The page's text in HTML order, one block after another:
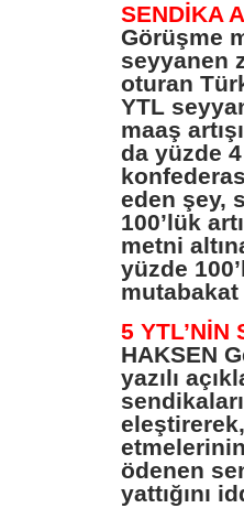
SENDİKA
Görüşme
seyyanen
oturan
YTL
maaş
da yüzde
eden şey,
100’lük
metni
yüzde
mutabakat
5 YTL’NİN
HAKSEN
yazılı
ödenen
yattığını